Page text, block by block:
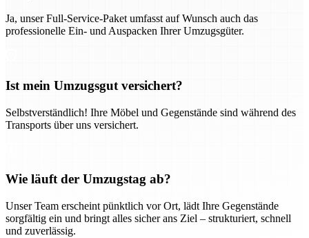
Ja, unser Full-Service-Paket umfasst auf Wunsch auch das
professionelle Ein- und Auspacken Ihrer Umzugsgüter.
Ist mein Umzugsgut versichert?
Selbstverständlich! Ihre Möbel und Gegenstände sind während des
Transports über uns versichert.
Wie läuft der Umzugstag ab?
Unser Team erscheint pünktlich vor Ort, lädt Ihre Gegenstände
sorgfältig ein und bringt alles sicher ans Ziel – strukturiert, schnell
und zuverlässig.